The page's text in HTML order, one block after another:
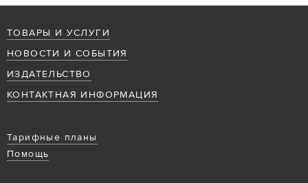
ТОВАРЫ И УСЛУГИ
НОВОСТИ И СОБЫТИЯ
ИЗДАТЕЛЬСТВО
КОНТАКТНАЯ ИНФОРМАЦИЯ
Тарифные планы
Помощь